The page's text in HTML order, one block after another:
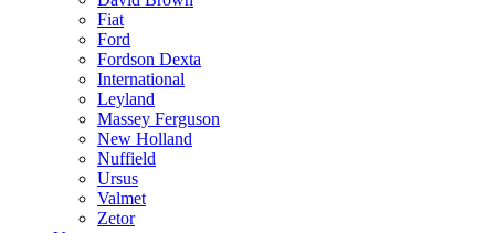
Fiat
Ford
Fordson Dexta
International
Leyland
Massey Ferguson
New Holland
Nuffield
Ursus
Valmet
Zetor